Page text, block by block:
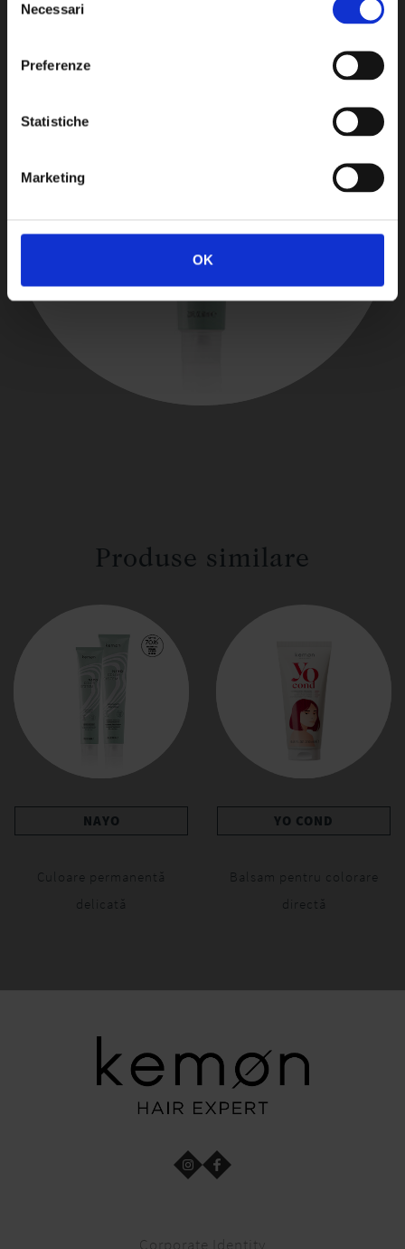
delNecessari
Preferenze
Statistiche
Marketing
OK
Produse similare
NAYO
Culoare permanentă
delicată
YO COND
Balsam pentru colorare
directă
Corporate Identity